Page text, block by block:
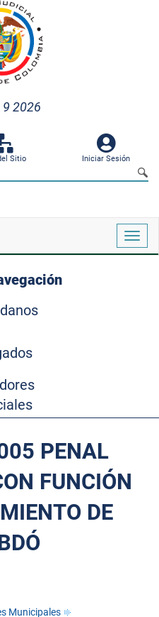
2026
Sitio Iniciar Sesión
PENAL
FUNCIÓN
DE
Municipales